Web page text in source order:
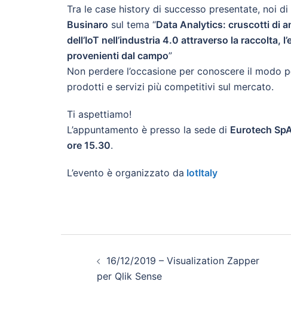
Tra le case history di successo presentate, noi
Businaro sul tema “Data Analytics: cruscotti di
dell’IoT nell’industria 4.0 attraverso la raccolta,
provenienti dal campo”
Non perdere l’occasione per conoscere il modo
prodotti e servizi più competitivi sul mercato.
Ti aspettiamo!
L’appuntamento è presso la sede di Eurotech
ore 15.30.
L’evento è organizzato da IotItaly
16/12/2019 – Visualization Zapper
per Qlik Sense